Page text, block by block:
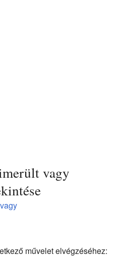
vagy
művelet elvégzéséhez: